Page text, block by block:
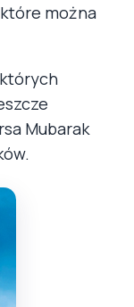
można
Mubarak